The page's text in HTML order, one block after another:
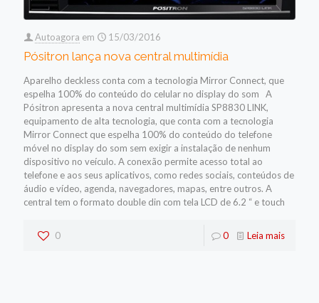
Autoagora em 15/03/2016
Pósitron lança nova central multimídia
Aparelho deckless conta com a tecnologia Mirror Connect, que
espelha 100% do conteúdo do celular no display do som A
Pósitron apresenta a nova central multimídia SP8830 LINK,
equipamento de alta tecnologia, que conta com a tecnologia
Mirror Connect que espelha 100% do conteúdo do telefone
móvel no display do som sem exigir a instalação de nenhum
dispositivo no veículo. A conexão permite acesso total ao
telefone e aos seus aplicativos, como redes sociais, conteúdos de
áudio e vídeo, agenda, navegadores, mapas, entre outros. A
central tem o formato double din com tela LCD de 6.2 “ e touch
0 0 Leia mais